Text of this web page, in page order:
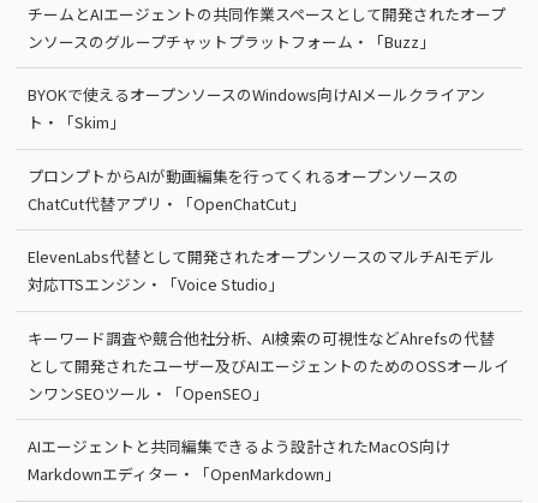
チームとAIエージェントの共同作業スペースとして開発されたオープ
ンソースのグループチャットプラットフォーム・「Buzz」
BYOKで使えるオープンソースのWindows向けAIメールクライアン
ト・「Skim」
プロンプトからAIが動画編集を行ってくれるオープンソースの
ChatCut代替アプリ・「OpenChatCut」
ElevenLabs代替として開発されたオープンソースのマルチAIモデル
対応TTSエンジン・「Voice Studio」
キーワード調査や競合他社分析、AI検索の可視性などAhrefsの代替
として開発されたユーザー及びAIエージェントのためのOSSオールイ
ンワンSEOツール・「OpenSEO」
AIエージェントと共同編集できるよう設計されたMacOS向け
Markdownエディター・「OpenMarkdown」